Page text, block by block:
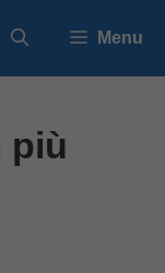
Menu
più